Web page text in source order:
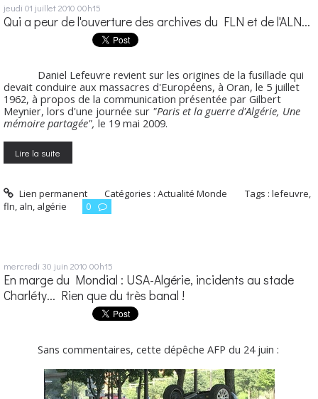
jeudi 01 juillet 2010 00h15
Qui a peur de l'ouverture des archives du FLN et de l'ALN...
Daniel Lefeuvre revient sur les origines de la fusillade qui
devait conduire aux massacres d'Européens, à Oran, le 5 juillet
1962, à propos de la communication présentée par Gilbert
Meynier, lors d'une journée sur "Paris et la guerre d'Algérie, Une
mémoire partagée", le 19 mai 2009.
Lire la suite
Lien permanent Catégories :Actualité Monde Tags :lefeuvre,
fln, aln, algérie 0
mercredi 30 juin 2010 00h15
En marge du Mondial : USA-Algérie, incidents au stade
Charléty... Rien que du très banal !
Sans commentaires, cette dépêche AFP du 24 juin :